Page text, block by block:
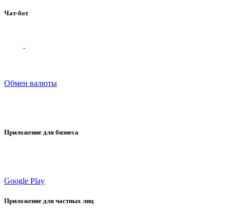
Чат-бот
Обмен валюты
Приложение для бизнеса
Google Play
Приложение для частных лиц